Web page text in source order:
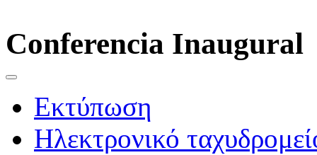
Conferencia Inaugural
Εκτύπωση
Ηλεκτρονικό